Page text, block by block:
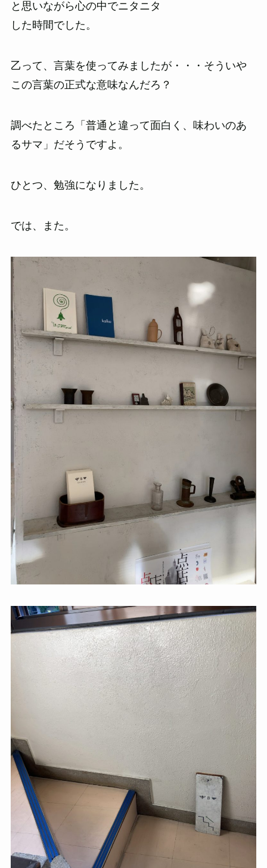
と思いながら心の中でニタニタ
した時間でした。
乙って、言葉を使ってみましたが・・・そういや
この言葉の正式な意味なんだろ？
調べたところ「普通と違って面白く、味わいのあ
るサマ」だそうですよ。
ひとつ、勉強になりました。
では、また。